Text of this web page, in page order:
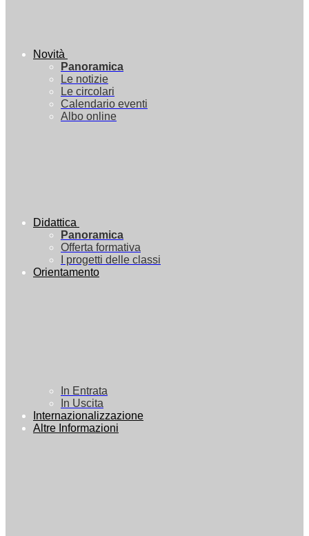
Novità
Panoramica
Le notizie
Le circolari
Calendario eventi
Albo online
Didattica
Panoramica
Offerta formativa
I progetti delle classi
Orientamento
In Entrata
In Uscita
Internazionalizzazione
Altre Informazioni